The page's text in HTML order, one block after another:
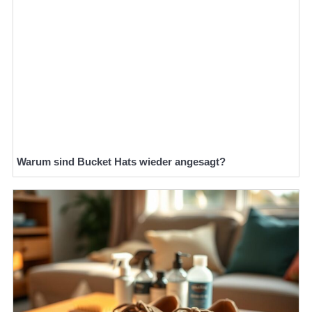
Warum sind Bucket Hats wieder angesagt?